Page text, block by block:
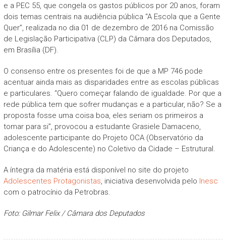
e a PEC 55, que congela os gastos públicos por 20 anos, foram
dois temas centrais na audiência pública “A Escola que a Gente
Quer”, realizada no dia 01 de dezembro de 2016 na Comissão
de Legislação Participativa (CLP) da Câmara dos Deputados,
em Brasília (DF).
O consenso entre os presentes foi de que a MP 746 pode
acentuar ainda mais as disparidades entre as escolas públicas
e particulares. “Quero começar falando de igualdade. Por que a
rede pública tem que sofrer mudanças e a particular, não? Se a
proposta fosse uma coisa boa, eles seriam os primeiros a
tomar para si”, provocou a estudante Grasiele Damaceno,
adolescente participante do Projeto OCA (Observatório da
Criança e do Adolescente) no Coletivo da Cidade – Estrutural.
A íntegra da matéria está disponível no site do projeto
Adolescentes Protagonistas , iniciativa desenvolvida pelo Inesc
com o patrocínio da Petrobras.
Foto: Gilmar Felix / Câmara dos Deputados